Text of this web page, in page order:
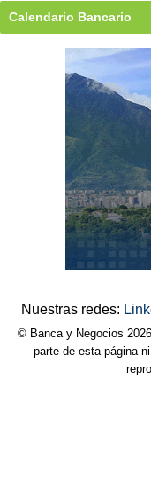
Calendario Bancario
Nuestras redes:
© Banca y Negocios
parte de esta página